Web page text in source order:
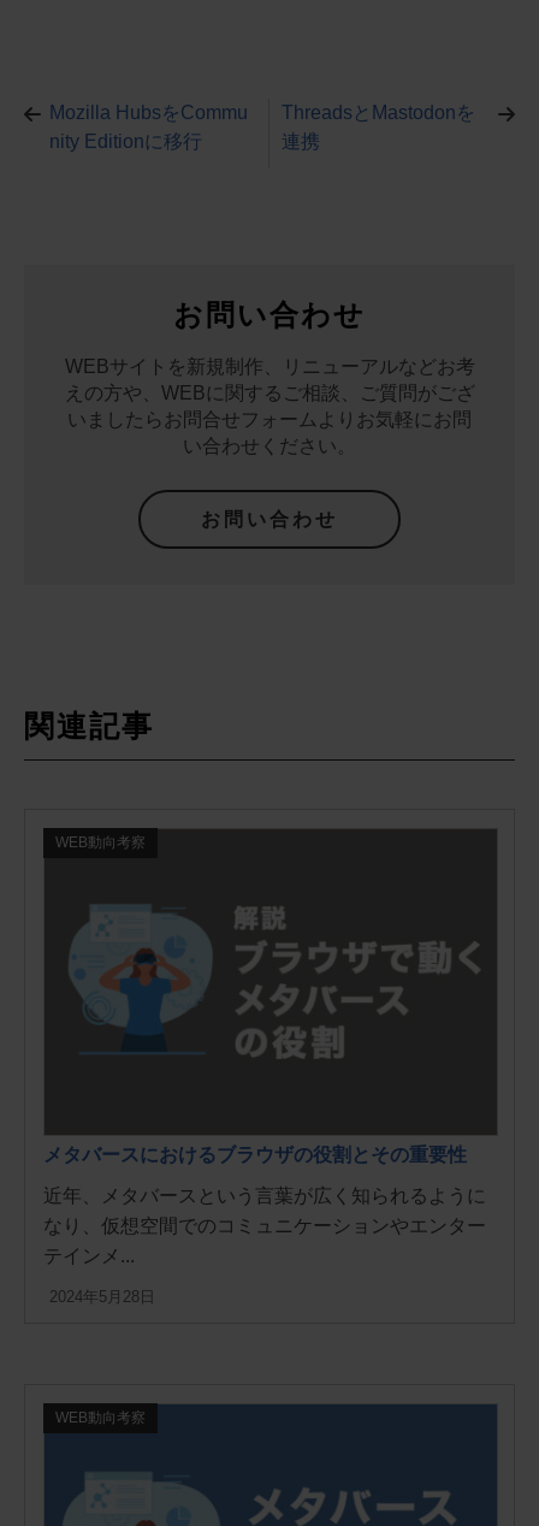
e
b
d
sk
st
n
a
Mozilla HubsをCommu
nity Editionに移行
ThreadsとMastodonを
連携
お問い合わせ
WEBサイトを新規制作、リニューアルなどお考
えの方や、WEBに関するご相談、
ご質問がござ
いましたらお問合せフォームよりお気軽にお問
い合わせください。
お問い合わせ
関連記事
WEB動向考察
メタバースにおけるブラウザの役割とその重要性
近年、メタバースという言葉が広く知られるように
なり、仮想空間でのコミュニケーションやエンター
テインメ...
2024年5月28日
WEB動向考察